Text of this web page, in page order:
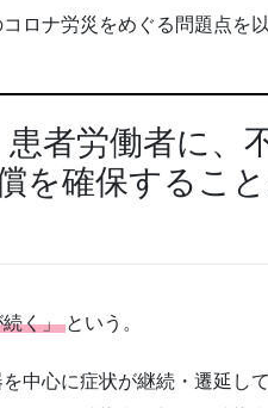
ロナ労災をめぐる問題点を
者労働者に、
を確保するこ
続く」という。
中心に症状が継続・遷延し